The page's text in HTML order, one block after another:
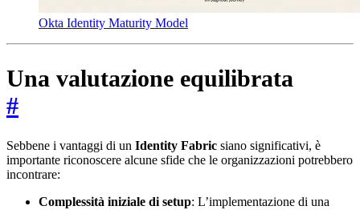
Okta Identity Maturity Model
Una valutazione equilibrata
#
Sebbene i vantaggi di un Identity Fabric siano significativi, è
importante riconoscere alcune sfide che le organizzazioni potrebbero
incontrare:
Complessità iniziale di setup: L’implementazione di una